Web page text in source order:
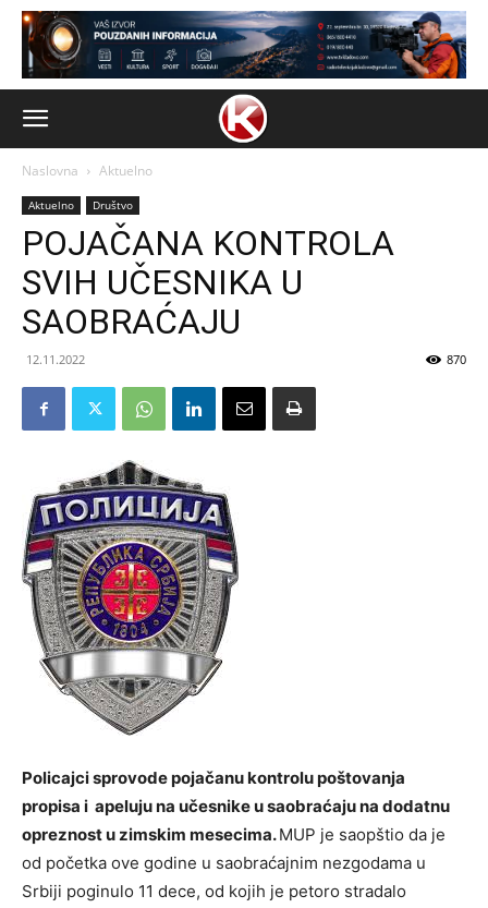
Naslovna Aktuelno
Aktuelno Društvo
POJAČANA KONTROLA
SVIH UČESNIKA U
SAOBRAĆAJU
12.11.2022 870
Policajci sprovode pojačanu kontrolu poštovanja
propisa i apeluju na učesnike u saobraćaju na dodatnu
opreznost u zimskim mesecima.MUP je saopštio da je
od početka ove godine u saobraćajnim nezgodama u
Srbiji poginulo 11 dece, od kojih je petoro stradalo